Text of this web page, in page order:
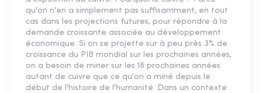
qu'on n'en a simplement pas suffisamment, en tout
cas dans les projections futures, pour répondre à la
demande croissante associée au développement
économique. Si on se projette sur à peu près 3% de
croissance du PIB mondial sur les prochaines années,
on a besoin de miner sur les 18 prochaines années
autant de cuivre que ce qu'on a miné depuis le
début de l'histoire de l'humanité. Dans un contexte